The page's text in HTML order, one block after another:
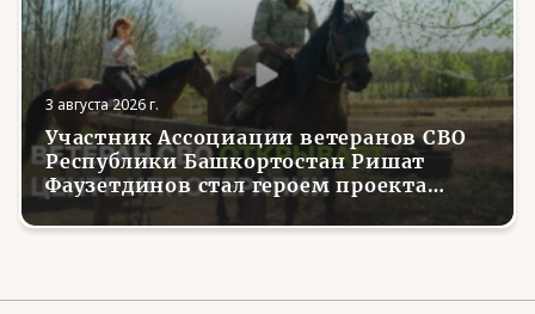
3 августа 2026 г.
Участник Ассоциации ветеранов СВО
Республики Башкортостан Ришат
Фаузетдинов стал героем проекта
телеканала RT.Док «Держи удар! С
Николаем Валуевым»